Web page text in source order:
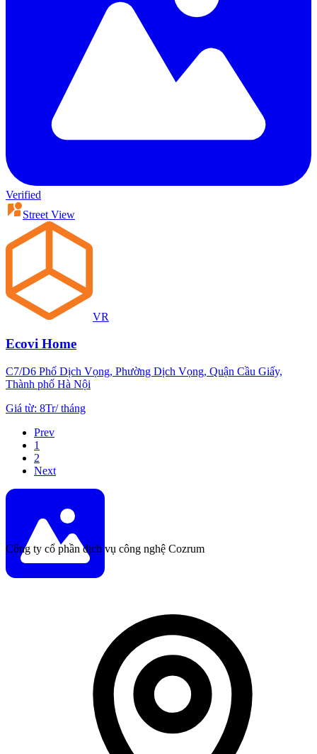
Verified
Street View
VR
Ecovi Home
C7/D6 Phố Dịch Vọng, Phường Dịch Vọng, Quận Cầu Giấy,
Thành phố Hà Nội
Giá từ: 8Tr/tháng
Prev
1
2
Next
Công ty cổ phần dịch vụ công nghệ Cozrum